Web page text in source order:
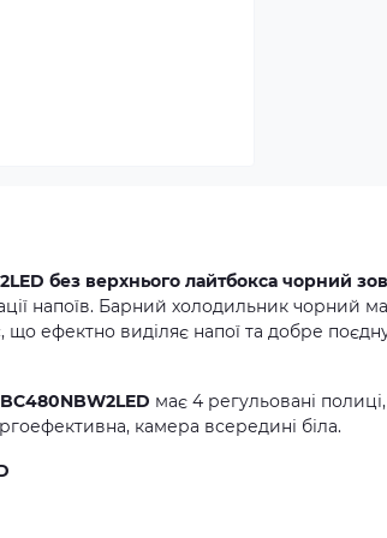
без верхнього лайтбокса чорний
напоїв. Барний холодильник чорний
ефектно виділяє напої та добре
має 4 регульовані
камера всередині біла.